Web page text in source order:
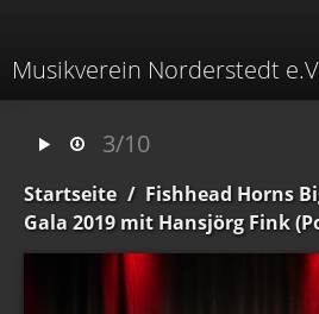
Musikverein Norderstedt
Menü
Identifikation
3/10
Startseite / Fishhead Horns
Gala 2019 mit Hansjörg Fink